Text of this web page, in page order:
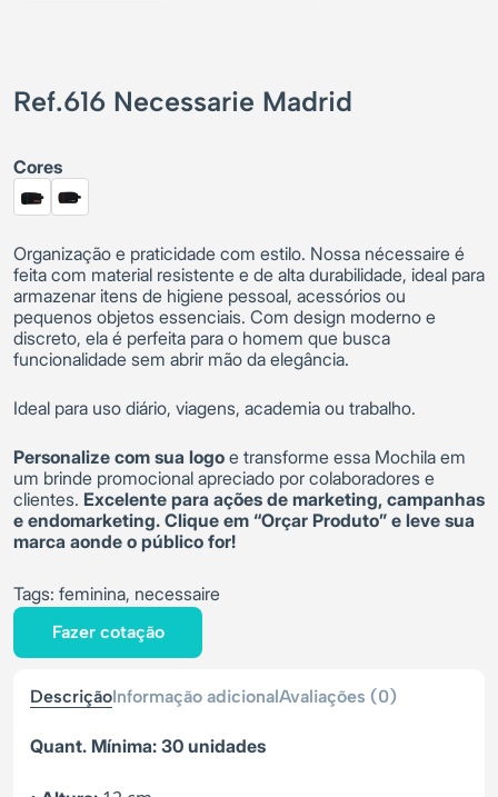
Ref.616 Necessarie Madrid
Cores
Organização e praticidade com estilo. Nossa nécessaire é
feita com material resistente e de alta durabilidade, ideal para
armazenar itens de higiene pessoal, acessórios ou
pequenos objetos essenciais. Com design moderno e
discreto, ela é perfeita para o homem que busca
funcionalidade sem abrir mão da elegância.
Ideal para uso diário, viagens, academia ou trabalho.
Personalize com sua logo e transforme essa Mochila em
um brinde promocional apreciado por colaboradores e
clientes. Excelente para ações de marketing, campanhas
e endomarketing. Clique em “Orçar Produto” e leve sua
marca aonde o público for!
Tags: feminina, necessaire
Fazer cotação
DescriçãoInformação adicionalAvaliações (0)
Quant. Mínima: 30 unidades